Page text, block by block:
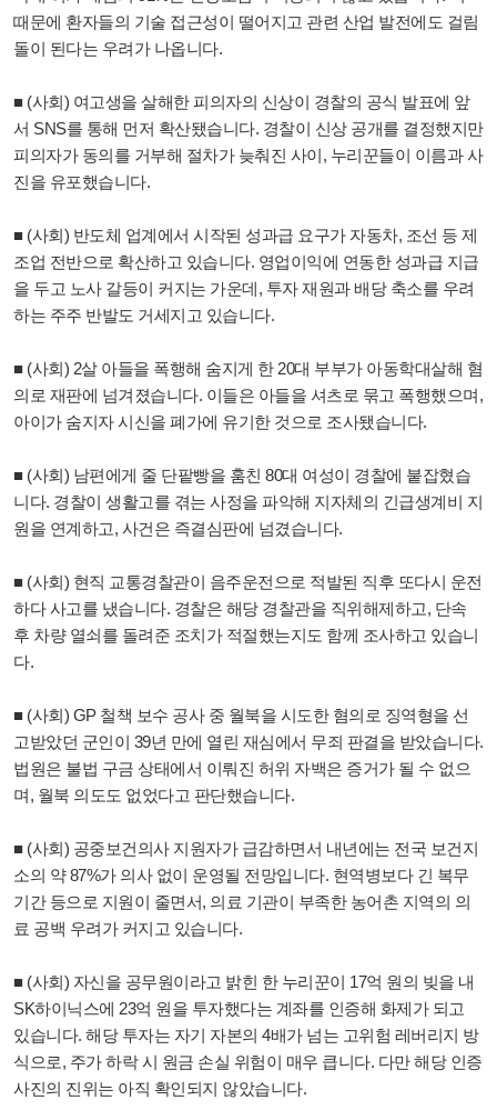
때문에 환자들의 기술 접근성이 떨어지고 관련 산업 발전에도 걸림
돌이 된다는 우려가 나옵니다.
■ (사회) 여고생을 살해한 피의자의 신상이 경찰의 공식 발표에 앞
서 SNS를 통해 먼저 확산됐습니다. 경찰이 신상 공개를 결정했지만
피의자가 동의를 거부해 절차가 늦춰진 사이, 누리꾼들이 이름과 사
진을 유포했습니다.
■ (사회) 반도체 업계에서 시작된 성과급 요구가 자동차, 조선 등 제
조업 전반으로 확산하고 있습니다. 영업이익에 연동한 성과급 지급
을 두고 노사 갈등이 커지는 가운데, 투자 재원과 배당 축소를 우려
하는 주주 반발도 거세지고 있습니다.
■ (사회) 2살 아들을 폭행해 숨지게 한 20대 부부가 아동학대살해 혐
의로 재판에 넘겨졌습니다. 이들은 아들을 셔츠로 묶고 폭행했으며,
아이가 숨지자 시신을 폐가에 유기한 것으로 조사됐습니다.
■ (사회) 남편에게 줄 단팥빵을 훔친 80대 여성이 경찰에 붙잡혔습
니다. 경찰이 생활고를 겪는 사정을 파악해 지자체의 긴급생계비 지
원을 연계하고, 사건은 즉결심판에 넘겼습니다.
■ (사회) 현직 교통경찰관이 음주운전으로 적발된 직후 또다시 운전
하다 사고를 냈습니다. 경찰은 해당 경찰관을 직위해제하고, 단속
후 차량 열쇠를 돌려준 조치가 적절했는지도 함께 조사하고 있습니
다.
■ (사회) GP 철책 보수 공사 중 월북을 시도한 혐의로 징역형을 선
고받았던 군인이 39년 만에 열린 재심에서 무죄 판결을 받았습니다.
법원은 불법 구금 상태에서 이뤄진 허위 자백은 증거가 될 수 없으
며, 월북 의도도 없었다고 판단했습니다.
■ (사회) 공중보건의사 지원자가 급감하면서 내년에는 전국 보건지
소의 약 87%가 의사 없이 운영될 전망입니다. 현역병보다 긴 복무
기간 등으로 지원이 줄면서, 의료 기관이 부족한 농어촌 지역의 의
료 공백 우려가 커지고 있습니다.
■ (사회) 자신을 공무원이라고 밝힌 한 누리꾼이 17억 원의 빚을 내
SK하이닉스에 23억 원을 투자했다는 계좌를 인증해 화제가 되고
있습니다. 해당 투자는 자기 자본의 4배가 넘는 고위험 레버리지 방
식으로, 주가 하락 시 원금 손실 위험이 매우 큽니다. 다만 해당 인증
사진의 진위는 아직 확인되지 않았습니다.